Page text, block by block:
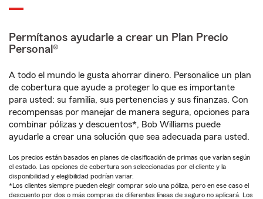
Permítanos ayudarle a crear un Plan Precio
Personal®
A todo el mundo le gusta ahorrar dinero. Personalice un plan
de cobertura que ayude a proteger lo que es importante
para usted: su familia, sus pertenencias y sus finanzas. Con
recompensas por manejar de manera segura, opciones para
combinar pólizas y descuentos*, Bob Williams puede
ayudarle a crear una solución que sea adecuada para usted.
Los precios están basados en planes de clasificación de primas que varían según
el estado. Las opciones de cobertura son seleccionadas por el cliente y la
disponibilidad y elegibilidad podrían variar.
*Los clientes siempre pueden elegir comprar solo una póliza, pero en ese caso el
descuento por dos o más compras de diferentes líneas de seguro no aplicará. Los